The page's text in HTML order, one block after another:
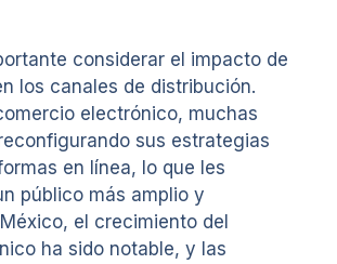
considerar el impacto de
los canales de distribución.
electrónico, muchas
sus estrategias
en línea, lo que les
público más amplio y
el crecimiento del
ha sido notable, y las